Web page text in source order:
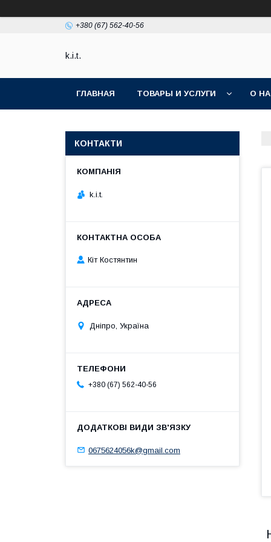
+380 (67) 562-40-56
k.i.t.
ГЛАВНАЯ ТОВАРЫ И УСЛУГИ О
КОНТАКТИ
k.i.t.
Кіт Костянтин
Дніпро, Україна
+380 (67) 562-40-56
0675624056k@gmail.com